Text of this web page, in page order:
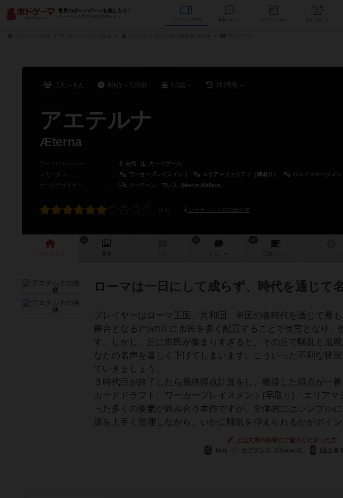
世界のボードゲームを楽しもう！
ボードゲーム専門の総合情報サイト
データベース
2人～4人 60分～120分 14歳～ 2025年～
アエテルナ
Æterna
テーマ/フレーバー ： 古代
カードゲーム
メカニクス
： ワーカープレイスメント エリアマジョリティ（陣取り）
ハンドマネージメン
ゲームデザイナー
： マーティン・ワレス（Martin Wallace）
レーティングの登録/分布
ゲーム 画像 レビュー 店舗/ カフェ
ローマは一日にして成らず、時代を通じて
プレイヤーはローマ王国、共和国、帝国の各時代を通じて最も
舞台となる7つの丘に市民を多く配置することで長官となり、
す。しかし、丘に市民が集まりすぎると、その丘で騒乱と荒
なたの名声を著しく下げてしまいます。こういった不利な状
ていきましょう。
３時代目が終了したら最終得点計算をし、獲得した得点が一番
カードドラフト、ワーカープレイスメント(早取り)、エリア
った多くの要素が絡み合う本作ですが、全体的にはシンプル
源を上手く管理しながら、いかに騒乱を抑えられるかがポイン
上記文章の執筆にご協力くださった方
Tomi
オグランド（Oguland） [退会者